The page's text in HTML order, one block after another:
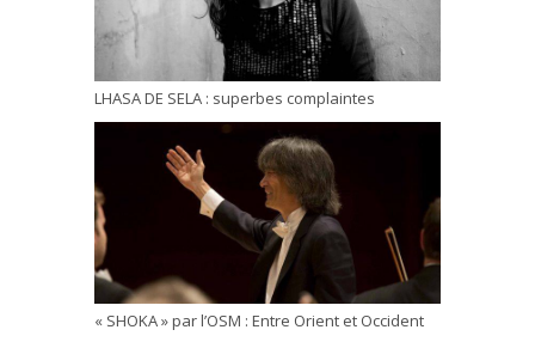
LHASA DE SELA : superbes complaintes
« SHOKA » par l’OSM : Entre Orient et Occident